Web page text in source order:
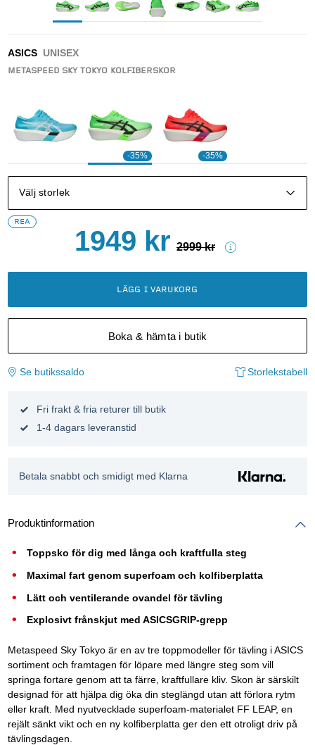
ASICS UNISEX
METASPEED SKY TOKYO KOLFIBERSKOR
-35% -35%
Välj storlek
1949 kr
REA
2999kr
LÄGG I VARUKORG
Boka & hämta i butik
Se butikssaldo Storlekstabell
Fri frakt & fria returer till butik
1-4 dagars leveranstid
Betala snabbt och smidigt med Klarna
Produktinformation
Toppsko för dig med långa och kraftfulla steg
Maximal fart genom superfoam och kolfiberplatta
Lätt och ventilerande ovandel för tävling
Explosivt frånskjut med ASICSGRIP-grepp
Metaspeed Sky Tokyo är en av tre toppmodeller för tävling i ASICS
sortiment och framtagen för löpare med längre steg som vill
springa fortare genom att ta färre, kraftfullare kliv. Skon är särskilt
designad för att hjälpa dig öka din steglängd utan att förlora rytm
eller kraft. Med nyutvecklade superfoam-materialet FF LEAP, en
rejält sänkt vikt och en ny kolfiberplatta ger den ett otroligt driv på
tävlingsdagen.